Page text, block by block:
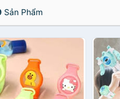
Sản Phẩm